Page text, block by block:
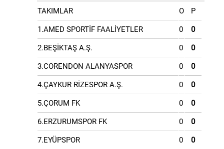
TAKIMLAR O P
1.AMED SPORTİF FAALİYETLER 0 0
2.BEŞİKTAŞ A.Ş. 0 0
3.CORENDON ALANYASPOR 0 0
4.ÇAYKUR RİZESPOR A.Ş. 0 0
5.ÇORUM FK 0 0
6.ERZURUMSPOR FK 0 0
7.EYÜPSPOR 0 0